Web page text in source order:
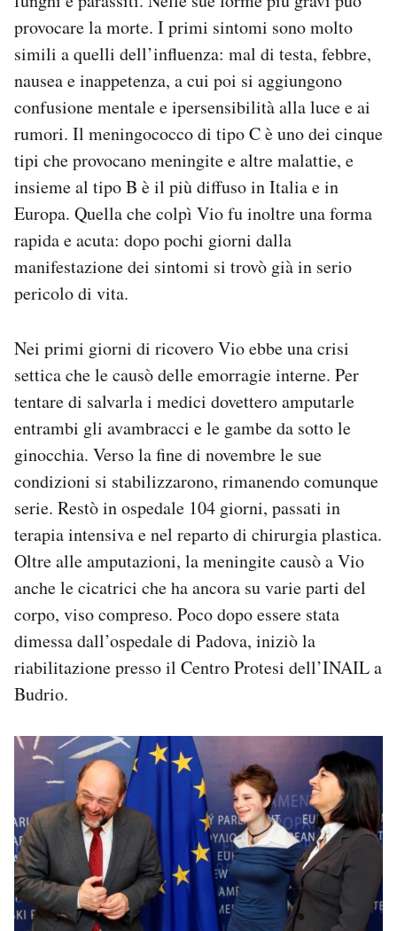
provocare la morte. I primi sintomi sono molto
simili a quelli dell’influenza: mal di testa, febbre,
nausea e inappetenza, a cui poi si aggiungono
confusione mentale e ipersensibilità alla luce e ai
rumori. Il meningococco di tipo C è uno dei cinque
tipi che provocano meningite e altre malattie, e
insieme al tipo B è il più diffuso in Italia e in
Europa. Quella che colpì Vio fu inoltre una forma
rapida e acuta: dopo pochi giorni dalla
manifestazione dei sintomi si trovò già in serio
pericolo di vita.
Nei primi giorni di ricovero Vio ebbe una crisi
settica che le causò delle emorragie interne. Per
tentare di salvarla i medici dovettero amputarle
entrambi gli avambracci e le gambe da sotto le
ginocchia. Verso la fine di novembre le sue
condizioni si stabilizzarono, rimanendo comunque
serie. Restò in ospedale 104 giorni, passati in
terapia intensiva e nel reparto di chirurgia plastica.
Oltre alle amputazioni, la meningite causò a Vio
anche le cicatrici che ha ancora su varie parti del
corpo, viso compreso. Poco dopo essere stata
dimessa dall’ospedale di Padova, iniziò la
riabilitazione presso il Centro Protesi dell’INAIL a
Budrio.